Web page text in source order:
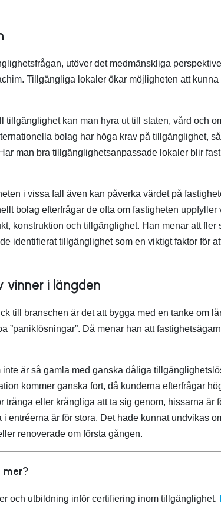
utöver det medmänskliga
Tillgängliga lokaler ökar möjligheten att
tillgänglighet kan man hyra ut till staten, vård och
bolag har höga krav på tillgänglighet,
man bra tillgänglighetsanpassade lokaler blir
i vissa fall även kan påverka värdet på
bolag efterfrågar de ofta om fastigheten uppfyller
konstruktion och tillgänglighet. Han menar att fler
identifierat tillgänglighet som en viktigt faktor för
vinner i längden
till branschen är det att bygga med en tanke om
”paniklösningar”. Då menar han att
är så gamla med ganska dåliga
kommer ganska fort, då kunderna efterfrågar
trånga eller krångliga att ta sig genom, hissarna är
entréerna är för stora. Det hade kunnat undvikas
renoverade om första gången.
mer?
och utbildning inför certifiering inom tillgänglighet.